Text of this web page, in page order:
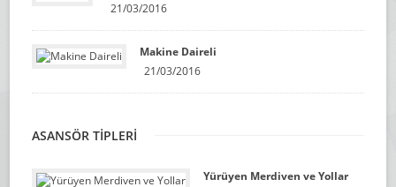
21/03/2016
Makine Daireli
21/03/2016
ASANSÖR TİPLERİ
Yürüyen Merdiven ve Yollar